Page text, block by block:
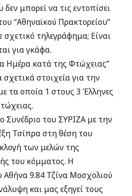
μπορεί να τις εντοπίσει
“Αθηναϊκού Πρακτορείου”
σχετικό τηλεγράφημα; Είναι
για γκάφα.
Ημέρα κατά της Φτώχειας”
στοιχεία για την
τα οποία 1 στους 3 Έλληνες
Συνέδριο του ΣΥΡΙΖΑ με την
Τσίπρα στη θέση του
των μελών της
του κόμματος. Η
Αθήνα 9.84 Τζίνα Μοσχολιού
και μας εξηγεί τους